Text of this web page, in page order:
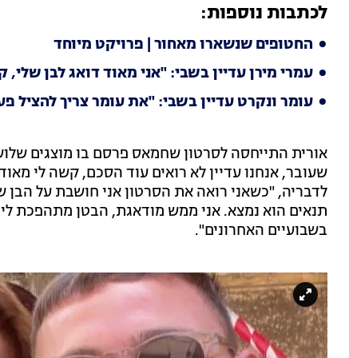
לכתבות נוספות:
החטופים שנשארו מאחור | פרויקט מיוחד
עמרי מירן עדיין בשבי: "אני מאוד דואג לבן
עומר ונקרט עדיין בשבי: "את עומר צריך להציל
אורית התייחסה לסרטון שחמאס פרסם בו מוצגים
שעובר, אנחנו עדיין לא רואים עוד הסכם, קשה לי
לדבריה, "כשאני רואה את הסרטון אני חושבת על הבן
תנאים הוא נמצא. אני ממש מודאגת, הבטן מתהפכת לי
בשבועיים האחרונים".